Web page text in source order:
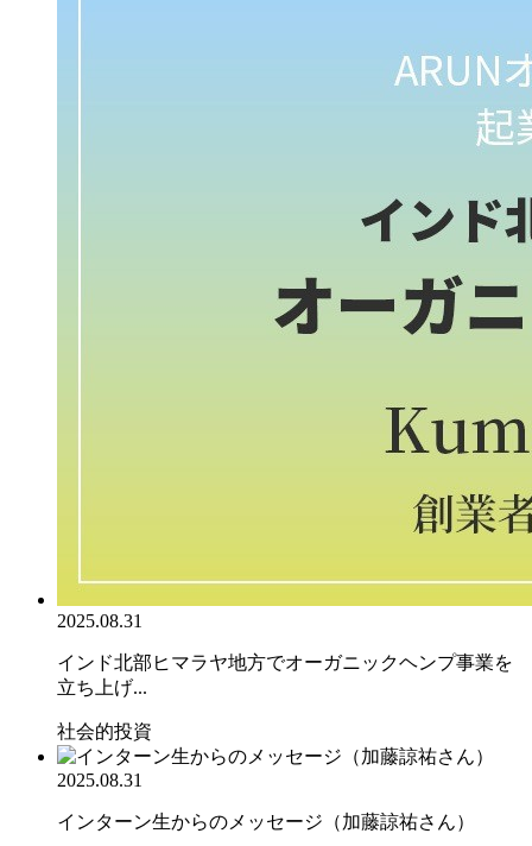
2025.08.31
インド北部ヒマラヤ地方でオーガニックヘンプ事業を
立ち上げ...
社会的投資
2025.08.31
インターン生からのメッセージ（加藤諒祐さん）